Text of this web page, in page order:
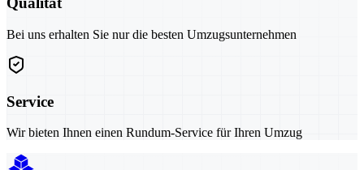
Bei uns erhalten Sie nur die besten Umzugsunternehmen
Service
Wir bieten Ihnen einen Rundum-Service für Ihren Umzug